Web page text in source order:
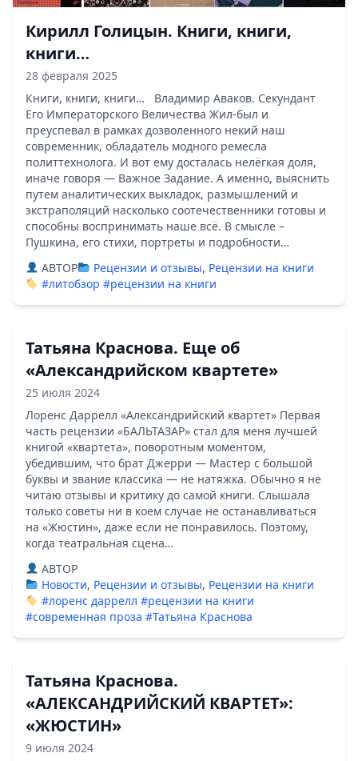
Кирилл Голицын. Книги, книги,
книги…
28 февраля 2025
Книги, книги, книги… Владимир Аваков. Секундант
Его Императорского Величества Жил-был и
преуспевал в рамках дозволенного некий наш
современник, обладатель модного ремесла
политтехнолога. И вот ему досталась нелёгкая доля,
иначе говоря — Важное Задание. А именно, выяснить
путем аналитических выкладок, размышлений и
экстраполяций насколько соотечественники готовы и
способны воспринимать наше всё. В смысле –
Пушкина, его стихи, портреты и подробности…
ABTOP
Рецензии и отзывы, Рецензии на книги
#литобзор #рецензии на книги
Татьяна Краснова. Еще об
«Александрийском квартете»
25 июля 2024
Лоренс Даррелл «Александрийский квартет» Первая
часть рецензии «БАЛЬТАЗАР» стал для меня лучшей
книгой «квартета», поворотным моментом,
убедившим, что брат Джерри — Мастер с большой
буквы и звание классика — не натяжка. Обычно я не
читаю отзывы и критику до самой книги. Слышала
только советы ни в коем случае не останавливаться
на «Жюстин», даже если не понравилось. Поэтому,
когда театральная сцена…
ABTOP
Новости, Рецензии и отзывы, Рецензии на книги
#лоренс даррелл #рецензии на книги
#современная проза #Татьяна Краснова
Татьяна Краснова.
«АЛЕКСАНДРИЙСКИЙ КВАРТЕТ»:
«ЖЮСТИН»
9 июля 2024